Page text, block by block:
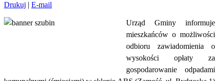
Drukuj | E-mail
Urząd Gminy informuje
mieszkańców o możliwości
odbioru zawiadomienia o
wysokości opłaty za
gospodarowanie odpadami